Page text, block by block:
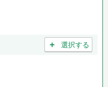
＋ 選択する